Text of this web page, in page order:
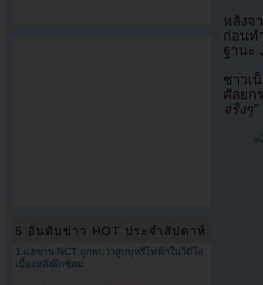
หลังจ
ก่อนท
ฐานะ
ชาวเ
ศัลยก
จริงๆ”
5 อันดับข่าว HOT ประจำสัปดาห์
1.แฮชาน NCT ถูกพบว่าสูบบุหรี่ไฟฟ้าในวิดีโอ
เบื้องหลังฝึกซ้อม